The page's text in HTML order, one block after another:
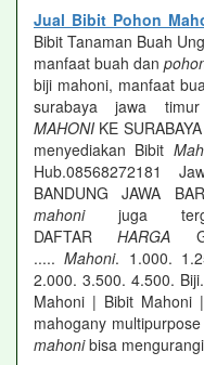
Jual Bibit Pohon
Bibit Tanaman Buah
manfaat buah dan
biji mahoni, manfaat
surabaya jawa
MAHONI KE
menyediakan Bibit
Hub.08568272181
BANDUNG JAWA
mahonijuga
DAFTARHARGA
.....Mahoni. 1.000.
2.000. 3.500. 4.500.
Mahoni | Bibit Mahoni
mahogany
mahonibisa